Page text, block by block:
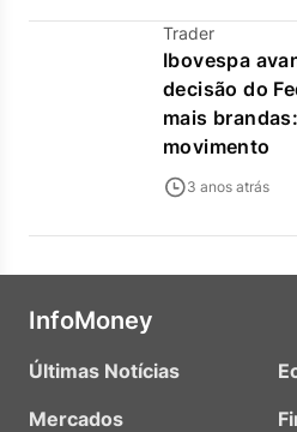
Trader
Ibovespa
decisão do
mais
movimento
3 anos atrás
InfoMoney
Últimas Notícias
Mercados